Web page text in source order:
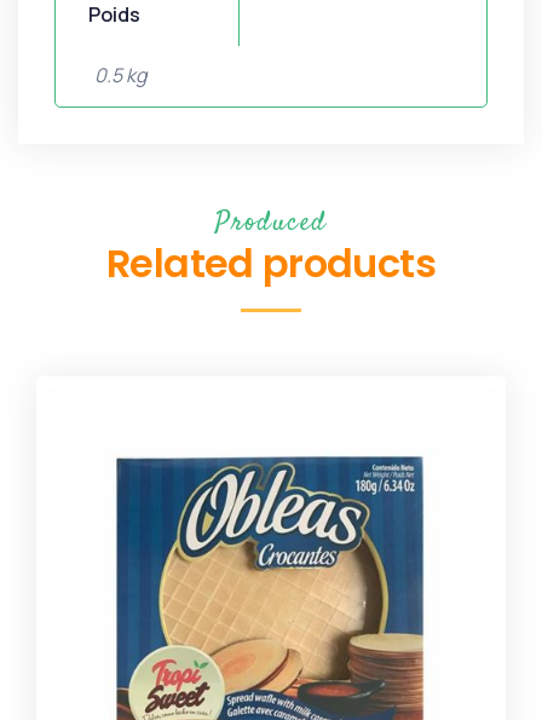
Poids
0.5 kg
Produced
Related products